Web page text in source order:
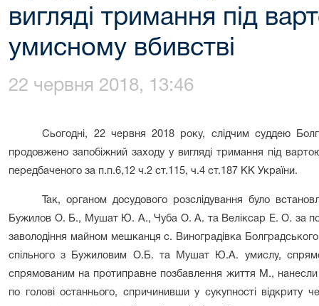
вигляді тримання під
умисному вбивстві
22 червня 2018, 13:46
Сьогодні, 22 червня 2018 року, слідчим суддею
продовжено запобіжний заходу у вигляді тримання під
передбаченого за п.п.6,12 ч.2 ст.115, ч.4 ст.187 КК України.
Так, органом досудового розслідування було
Бужилов О. Б., Мушат Ю. А., Чуба О. А. та Веліксар Е. О. за
заволодіння майном мешканця с. Виноградівка
спільного з Бужиловим О.Б. та Мушат Ю.А. умислу,
спрямованим на протиправне позбавлення життя М.,
по голові останнього, спричинивши у сукупності відкриту